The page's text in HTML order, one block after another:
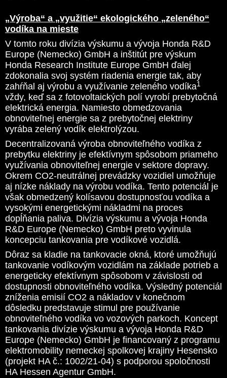
„Výroba“ a „využitie“ ekologického „zeleného“
vodíka na mieste
V tomto roku divízia výskumu a vývoja Honda R&D
Europe (Nemecko) GmbH a inštitút pre výskum
Honda Research Institute Europe GmbH ďalej
zdokonalia svoj systém riadenia energie tak, aby
zahŕňal aj výrobu a využívanie zeleného vodíka1
vždy, keď sa z fotovoltaických polí vyrobí prebytočná
elektrická energia. Namiesto obmedzovania
obnoviteľnej energie sa z prebytočnej elektriny
vyrába zelený vodík elektrolýzou.
Decentralizovaná výroba obnoviteľného vodíka z
prebytku elektriny je efektívnym spôsobom priameho
využívania obnoviteľnej energie v sektore dopravy.
Okrem CO2-neutrálnej prevádzky vozidiel umožňuje
aj nízke náklady na výrobu vodíka. Tento potenciál je
však obmedzený kolísavou dostupnosťou vodíka a
vysokými energetickými nákladmi na proces
dopĺňania paliva. Divízia výskumu a vývoja Honda
R&D Europe (Nemecko) GmbH preto vyvinula
koncepciu tankovania pre vodíkové vozidlá.
Dôraz sa kladie na tankovacie okná, ktoré umožňujú
tankovanie vodíkovým vozidlám na základe potrieb a
energeticky efektívnym spôsobom v závislosti od
dostupnosti obnoviteľného vodíka. Výsledný potenciál
zníženia emisií CO2 a nákladov v konečnom
dôsledku predstavuje stimul pre používanie
obnoviteľného vodíka vo vozových parkoch. Koncept
tankovania divízie výskumu a vývoja Honda R&D
Europe (Nemecko) GmbH je financovaný z programu
elektromobility nemeckej spolkovej krajiny Hesensko
(projekt HA č.: 1002/21-04) s podporou spoločnosti
HA Hessen Agentur GmbH.